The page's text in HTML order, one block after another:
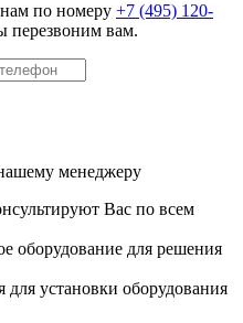
нам по номеру +7 (495) 120-
перезвоним вам.
менеджеру
Вас по всем
оборудование для решения
установки оборудования